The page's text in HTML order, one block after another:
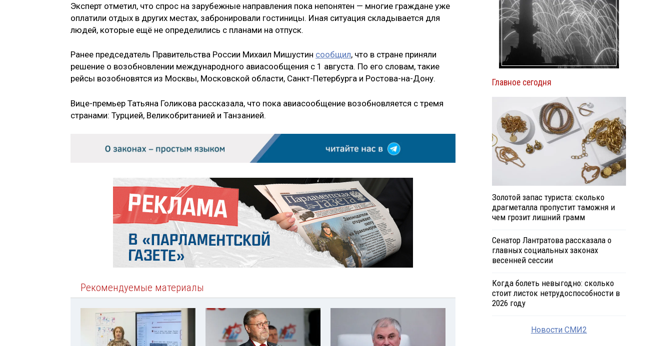
Эксперт отметил, что спрос на зарубежные направления пока непонятен — многие граждане уже
оплатили отдых в других местах, забронировали гостиницы. Иная ситуация складывается для
людей, которые ещё не определились с планами на отпуск.
Ранее председатель Правительства России Михаил Мишустин сообщил, что в стране приняли
решение о возобновлении международного авиасообщения с 1 августа. По его словам, такие
рейсы возобновятся из Москвы, Московской области, Санкт-Петербурга и Ростова-на-Дону.
Вице-премьер Татьяна Голикова рассказала, что пока авиасообщение возобновляется с тремя
странами: Турцией, Великобританией и Танзанией.
Рекомендуемые материалы
Главное сегодня
Золотой запас туриста: сколько
драгметалла пропустит таможня и
чем грозит лишний грамм
Сенатор Лантратова рассказала о
главных социальных законах
весенней сессии
Когда болеть невыгодно: сколько
стоит листок нетрудоспособности в
2026 году
Новости СМИ2